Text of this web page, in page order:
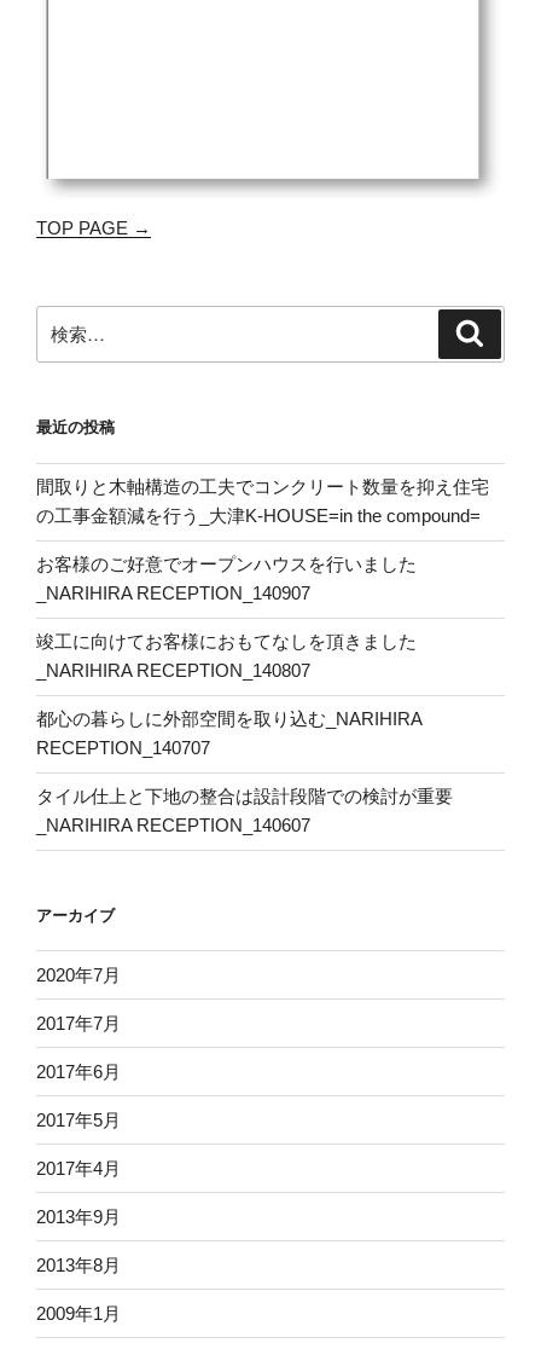
TOP PAGE →
索:
最近の投稿
間取りと木軸構造の工夫でコンクリート数量を抑え住宅
の工事金額減を行う_大津K-HOUSE=in the compound=
お客様のご好意でオープンハウスを行いました
_NARIHIRA RECEPTION_140907
竣工に向けてお客様におもてなしを頂きました
_NARIHIRA RECEPTION_140807
都心の暮らしに外部空間を取り込む_NARIHIRA
RECEPTION_140707
タイル仕上と下地の整合は設計段階での検討が重要
_NARIHIRA RECEPTION_140607
アーカイブ
2020年7月
2017年7月
2017年6月
2017年5月
2017年4月
2013年9月
2013年8月
2009年1月